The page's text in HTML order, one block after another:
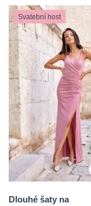
Svatební host
Dlouhé šaty na